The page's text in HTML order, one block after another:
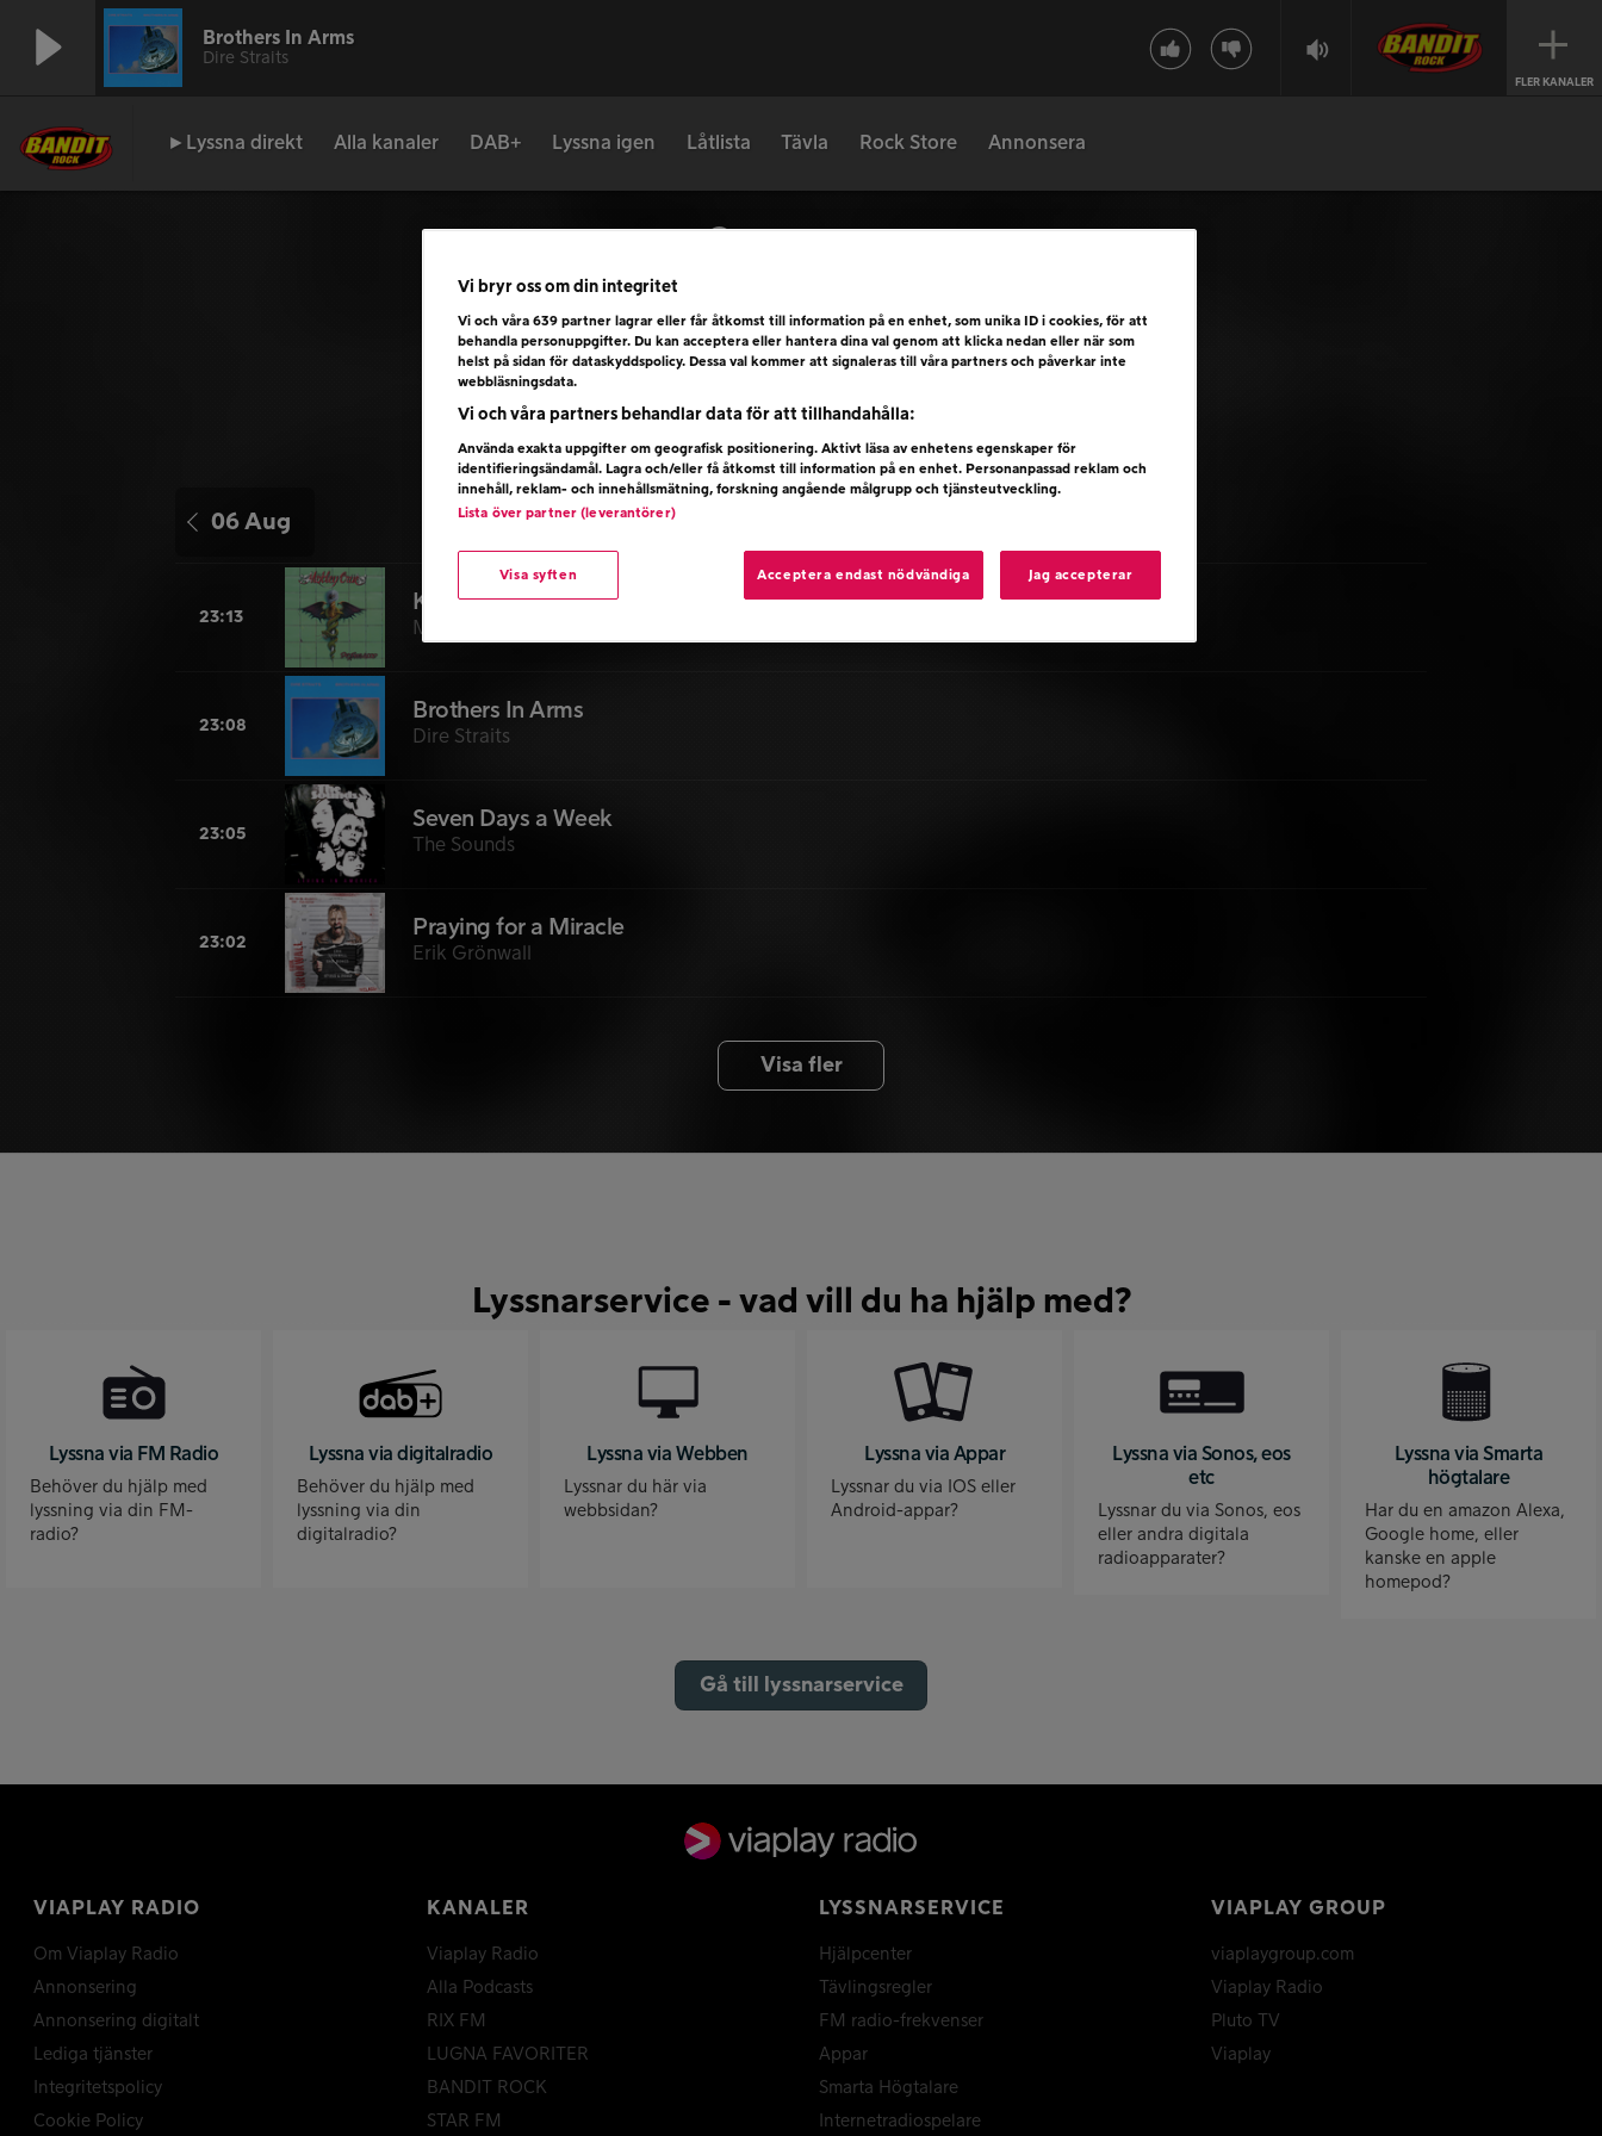
Brothers In Arms
Dire Straits
FLER KANALER
►Lyssna direkt Alla kanaler DAB+ Lyssna igen Låtlista Tävla Rock Store Annonsera
Låtlista
Hitta när din favoritlåt spelades
06 Aug
23:13
Kickstart My Heart
Mötley Crüe
23:08
Brothers In Arms
Dire Straits
23:05
Seven Days a Week
The Sounds
23:02
Praying for a Miracle
Erik Grönwall
Visa fler
Lyssnarservice - vad vill du ha hjälp med?
Lyssna via FM Radio
Behöver du hjälp med
lyssning via din FM-
radio?
Lyssna via digitalradio
Behöver du hjälp med
lyssning via din
digitalradio?
Lyssna via Webben
Lyssnar du här via
webbsidan?
Lyssna via Appar
Lyssnar du via IOS eller
Android-appar?
Lyssna via Sonos, eos
etc
Lyssnar du via Sonos, eos
eller andra digitala
radioapparater?
Lyssna via Smarta
högtalare
Har du en amazon Alexa,
Google home, eller
kanske en apple
homepod?
Gå till lyssnarservice
VIAPLAY RADIO
Om Viaplay Radio
Annonsering
Annonsering digitalt
Lediga tjänster
Integritetspolicy
Cookie Policy
KANALER
Viaplay Radio
Alla Podcasts
RIX FM
LUGNA FAVORITER
BANDIT ROCK
STAR FM
LYSSNARSERVICE
Hjälpcenter
Tävlingsregler
FM radio-frekvenser
Appar
Smarta Högtalare
Internetradiospelare
VIAPLAY GROUP
viaplaygroup.com
Viaplay Radio
Pluto TV
Viaplay
Vi bryr oss om din integritet
Vi och våra 639 partner lagrar eller får åtkomst till information på en enhet, som unika ID i cookies, för att
behandla personuppgifter. Du kan acceptera eller hantera dina val genom att klicka nedan eller när som
helst på sidan för dataskyddspolicy. Dessa val kommer att signaleras till våra partners och påverkar inte
webbläsningsdata.
Vi och våra partners behandlar data för att tillhandahålla:
Använda exakta uppgifter om geografisk positionering. Aktivt läsa av enhetens egenskaper för
identifieringsändamål. Lagra och/eller få åtkomst till information på en enhet. Personanpassad reklam och
innehåll, reklam- och innehållsmätning, forskning angående målgrupp och tjänsteutveckling.
Lista över partner (leverantörer)
Acceptera endast nödvändiga Jag accepterar
Visa syften